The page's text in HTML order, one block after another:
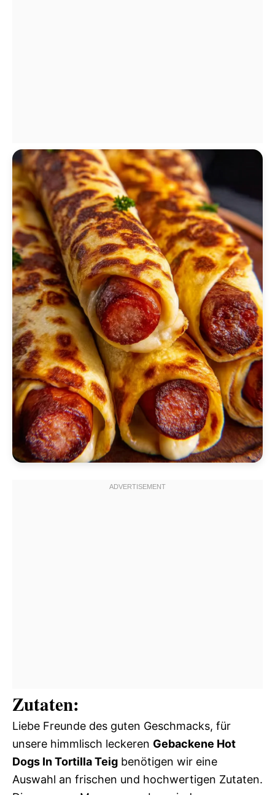
Zutaten:
Liebe Freunde des guten Geschmacks, für
unsere himmlisch leckeren Gebackene Hot
Dogs In Tortilla Teig benötigen wir eine
Auswahl an frischen und hochwertigen Zutaten.